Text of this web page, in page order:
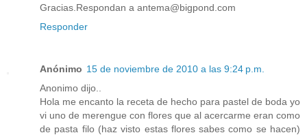
Gracias.Respondan a antema@bigpond.com
Responder
Anónimo 15 de noviembre de 2010 a las 9:24 p.m.
Anonimo dijo..
Hola me encanto la receta de hecho para pastel de boda yo
vi uno de merengue con flores que al acercarme eran como
de pasta filo (haz visto estas flores sabes como se hacen)